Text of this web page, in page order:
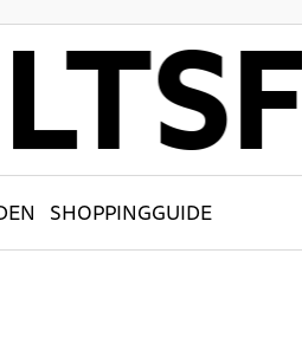
SHOPPINGGUIDE